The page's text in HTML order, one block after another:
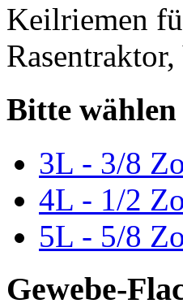
Keilriemen
Bitte wählen
3L - 3/8
4L - 1/2
5L - 5/8
Gewebe-